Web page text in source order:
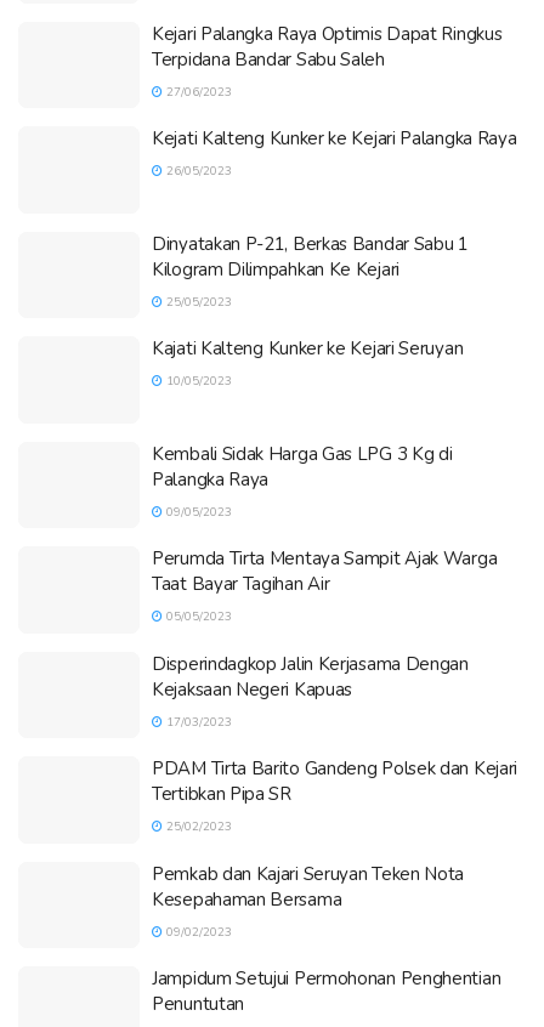
Kejari Palangka Raya Optimis Dapat Ringkus
Terpidana Bandar Sabu Saleh
27/06/2023
Kejati Kalteng Kunker ke Kejari Palangka Raya
26/05/2023
Dinyatakan P-21, Berkas Bandar Sabu 1
Kilogram Dilimpahkan Ke Kejari
25/05/2023
Kajati Kalteng Kunker ke Kejari Seruyan
10/05/2023
Kembali Sidak Harga Gas LPG 3 Kg di
Palangka Raya
09/05/2023
Perumda Tirta Mentaya Sampit Ajak Warga
Taat Bayar Tagihan Air
05/05/2023
Disperindagkop Jalin Kerjasama Dengan
Kejaksaan Negeri Kapuas
17/03/2023
PDAM Tirta Barito Gandeng Polsek dan Kejari
Tertibkan Pipa SR
25/02/2023
Pemkab dan Kajari Seruyan Teken Nota
Kesepahaman Bersama
09/02/2023
Jampidum Setujui Permohonan Penghentian
Penuntutan